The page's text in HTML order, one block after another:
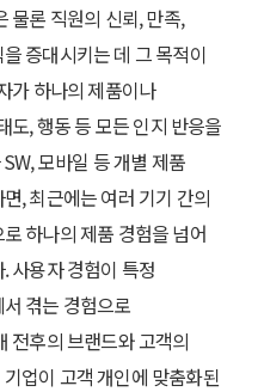
물론 직원의 신뢰, 만족,
증대시키는 데 그 목적이
가 하나의 제품이나
도, 행동 등 모든 인지 반응을
모바일 등 개별 제품
, 최근에는 여러 기기 간의
하나의 제품 경험을 넘어
사용자 경험이 특정
겪는 경험으로
전후의 브랜드와 고객의
업이 고객 개인에 맞춤화된